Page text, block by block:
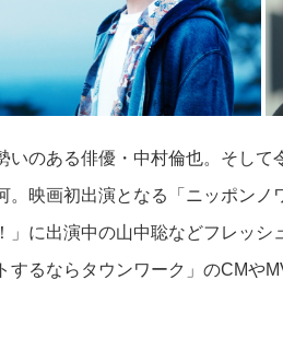
いのある俳優・中村倫也。そし
。映画初出演となる「ニッポン
」に出演中の山中聡などフレッシ
するならタウンワーク」のCMや